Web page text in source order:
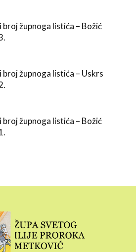
broj župnoga listića – Božić
broj župnoga listića – Uskrs
broj župnoga listića – Božić